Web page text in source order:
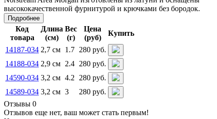
высококачественной фурнитурой и крючками без бородок.
Подробнее
Код
товара
Длина
(см)
Вес
(г)
Цена
(руб)
Купить
14187-034 2,7 см 1.7 280 руб.
14188-034 2,9 см 2.4 280 руб.
14590-034 3,2 см 4.2
280 руб.
14589-034 3,2 см 3
280 руб.
Отзывы 0
Отзывов еще нет, ваш может стать первым!